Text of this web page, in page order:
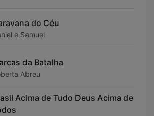
do Céu
e Samuel
da Batalha
Abreu
Acima de Tudo Deus Acima de